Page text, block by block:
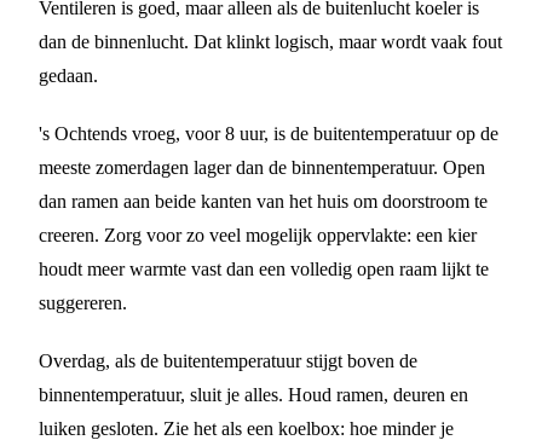
Ventileren is goed, maar alleen als de buitenlucht koeler is
dan de binnenlucht. Dat klinkt logisch, maar wordt vaak fout
gedaan.
's Ochtends vroeg, voor 8 uur, is de buitentemperatuur op de
meeste zomerdagen lager dan de binnentemperatuur. Open
dan ramen aan beide kanten van het huis om doorstroom te
creeren. Zorg voor zo veel mogelijk oppervlakte: een kier
houdt meer warmte vast dan een volledig open raam lijkt te
suggereren.
Overdag, als de buitentemperatuur stijgt boven de
binnentemperatuur, sluit je alles. Houd ramen, deuren en
luiken gesloten. Zie het als een koelbox: hoe minder je